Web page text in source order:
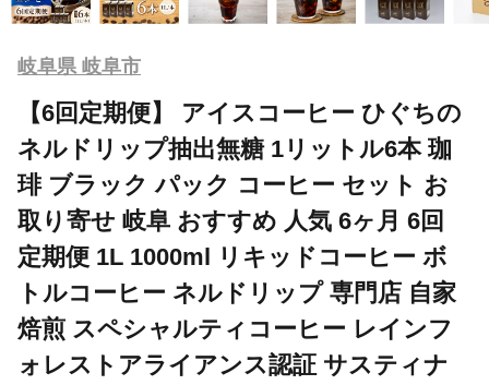
岐阜県 岐阜市
【6回定期便】 アイスコーヒー ひぐちの
ネルドリップ抽出無糖 1リットル6本 珈
琲 ブラック パック コーヒー セット お
取り寄せ 岐阜 おすすめ 人気 6ヶ月 6回
定期便 1L 1000ml リキッドコーヒー ボ
トルコーヒー ネルドリップ 専門店 自家
焙煎 スペシャルティコーヒー レインフ
ォレストアライアンス認証 サスティナ